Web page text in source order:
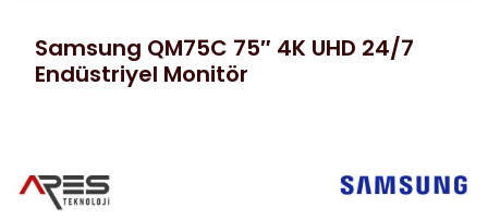
Samsung QM75C 75″ 4K UHD 24/7
Endüstriyel Monitör